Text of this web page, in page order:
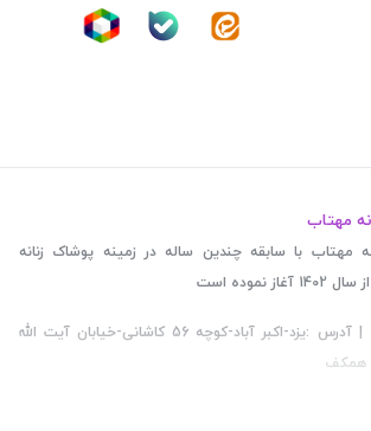
مهتاب
مهتاب با سابقه چندین ساله در زمینه پوشاک زنانه
نموده است
تلفن : 03536243291 | آدرس :یزد-اکبر آباد-کوچه 56 کاشانی-خیابان آیت الله